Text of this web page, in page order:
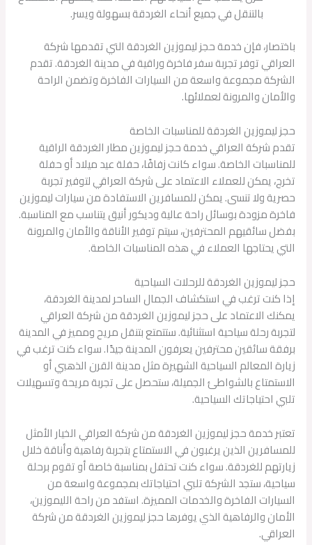
بالتنقل في جميع أنحاء الغردقة بسهولة ويسر.
باختصار، فإن خدمة حجز ليموزين الغردقة التي تقدمها شركة
العراقي توفر تجربة سفر فاخرة وراقية في مدينة الغردقة. تقدم
الشركة مجموعة واسعة من السيارات الفاخرة وتضمن الراحة
والأمان والمرونة لعملائها.
حجز ليموزين الغردقة للمناسبات الخاصة
تقدم شركة العراقي خدمة حجز ليموزين مطار الغردقة الراقية
للمناسبات الخاصة. سواء كانت زفافًا، حفلة عيد ميلاد أو حفلة
تخرج، يمكن للعملاء الاعتماد على شركة العراقي لتوفير تجربة
حصرية ولا تنسى. يمكن للمسافرين الاستفادة من سيارات ليموزين
فاخرة مزودة بوسائل راحة عالية وديكور أنيق يتناسب مع المناسبة.
بفضل سائقيهم المحترفين، سيتم توفير الأناقة والأمان والمرونة
التي يحتاجها العملاء في هذه المناسبات الخاصة.
حجز ليموزين الغردقة للرحلات السياحية
إذا كنت ترغب في استكشاف الجمال الساحر لمدينة الغردقة،
يمكنك الاعتماد على حجز ليموزين الغردقة من شركة العراقي
لتجربة رحلة سياحية استثنائية. ستتمتع بتنقل مريح ومميز في المدينة
برفقة سائقين محترفين يعرفون المدينة جيدًا. سواء كنت ترغب في
زيارة المعالم السياحية الشهيرة مثل مدينة القرن الذهبي أو
الاستمتاع بالشواطئ الجميلة، ستحصل على تجربة مريحة وتسهيلات
تلبي احتياجاتك السياحية.
تعتبر خدمة حجز ليموزين الغردقة من شركة العراقي الخيار الأمثل
للمسافرين الذين يرغبون في الاستمتاع بتجربة رفاهية وأناقة خلال
زيارتهم للغردقة. سواء كنت تحتفل بمناسبة خاصة أو تقوم برحلة
سياحية، ستجد الشركة تلبي احتياجاتك بمجموعة واسعة من
السيارات الفاخرة والخدمات المميزة. استفد من راحة الليموزين،
الأمان والرفاهية الذي يوفرها حجز ليموزين الغردقة من شركة
العراقي.